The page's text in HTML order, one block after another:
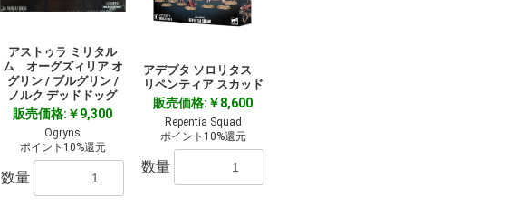
アストゥラ ミリタル
ム オーグズィリア オ
グリン / ブルグリン /
ノルク デッドドッグ
販売価格:￥9,300
Ogryns
ポイント10%還元
数量
アデプタ ソロリタス
リペンティア スカッド
販売価格:￥8,600
Repentia Squad
ポイント10%還元
数量